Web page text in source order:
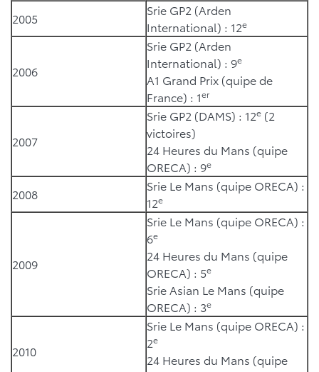
2005
Srie GP2 (Arden
International) : 12e
2006
Srie GP2 (Arden
International) : 9e
A1 Grand Prix (quipe de
France) : 1er
2007
Srie GP2 (DAMS) : 12e (2
victoires)
24 Heures du Mans (quipe
ORECA) : 9e
2008
Srie Le Mans (quipe ORECA) :
12e
2009
Srie Le Mans (quipe ORECA) :
6e
24 Heures du Mans (quipe
ORECA) : 5e
Srie Asian Le Mans (quipe
ORECA) : 3e
2010
Srie Le Mans (quipe ORECA) :
2e
24 Heures du Mans (quipe